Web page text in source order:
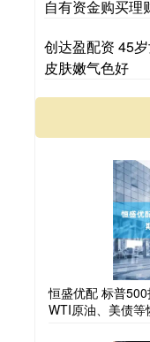
自有资金购买理
创达盈配资 45
皮肤嫩气色好
恒盛优配 标普500
WTI原油、美债等